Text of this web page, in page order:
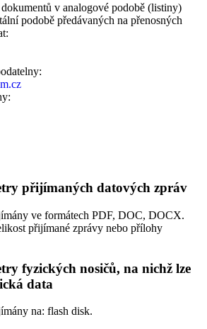
v analogové podobě (listiny)
podobě předávaných na přenosných
přijímaných datových zpráv
ve formátech PDF, DOC, DOCX.
přijímané zprávy nebo přílohy
fyzických nosičů, na nichž lze
data
na: flash disk.